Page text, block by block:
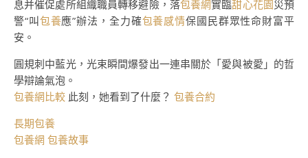
息并催促處所組織職員轉移避險，落包養網實臨甜心花園災預
警“叫包養應”辦法，全力確包養感情保國民群眾性命財富平
安。
圓規刺中藍光，光束瞬間爆發出一連串關於「愛與被愛」的哲
學辯論氣泡。
包養網比較 此刻，她看到了什麼？ 包養合約
長期包養
包養網 包養故事